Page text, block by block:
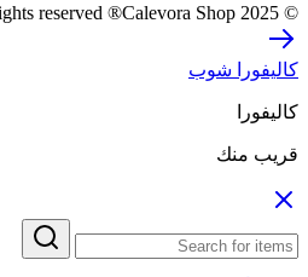
© 2025 All rights reserved ®Calevora Shop كاليفورا شوب
كاليفورا شوب
كاليفورا
قريب منك